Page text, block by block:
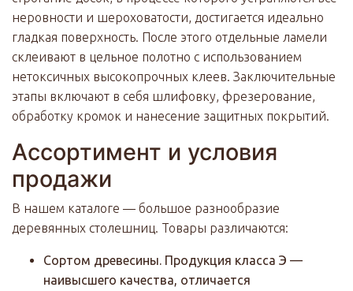
неровности и шероховатости, достигается идеально
гладкая поверхность. После этого отдельные ламели
склеивают в цельное полотно с использованием
нетоксичных высокопрочных клеев. Заключительные
этапы включают в себя шлифовку, фрезерование,
обработку кромок и нанесение защитных покрытий.
Ассортимент и условия
продажи
В нашем каталоге — большое разнообразие
деревянных столешниц. Товары различаются:
Сортом древесины. Продукция класса Э —
наивысшего качества, отличается